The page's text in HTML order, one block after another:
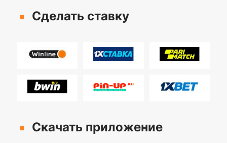
Сделать ставку
Скачать приложение